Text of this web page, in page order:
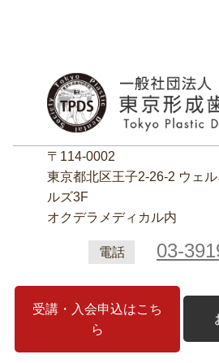
〒114-0002
東京都北区王子2‐26‐2 ウェ
ルズ3F
オクデラメディカル内
電話 03-
受講・入会申込はこち
ら